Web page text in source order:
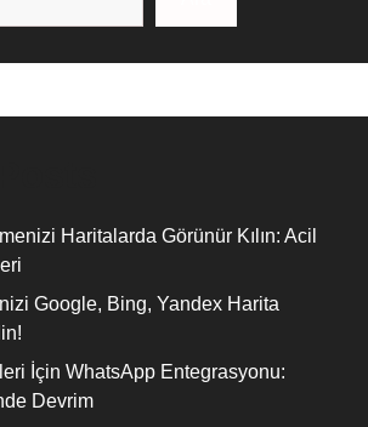
Haritalarda Görünür Kılın: Acil
Google, Bing, Yandex Harita
İçin WhatsApp Entegrasyonu:
Devrim